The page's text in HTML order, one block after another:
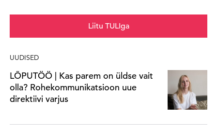
Liitu TULIga
UUDISED
LÕPUTÖÖ | Kas parem on üldse vait
olla? Rohekommunikatsioon uue
direktiivi varjus